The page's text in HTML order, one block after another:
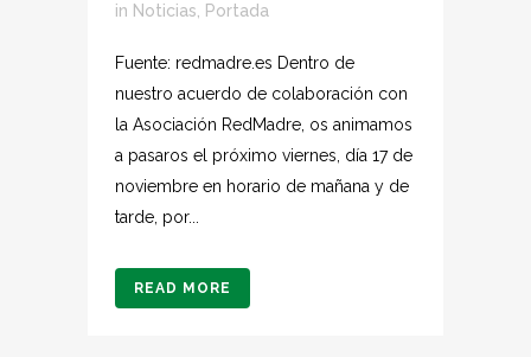
in Noticias Portada
Fuente: redmadre.es Dentro de
nuestro acuerdo de colaboración con
la Asociación RedMadre, os animamos
a pasaros el próximo viernes, día 17 de
noviembre en horario de mañana y de
tarde, por...
READ MORE